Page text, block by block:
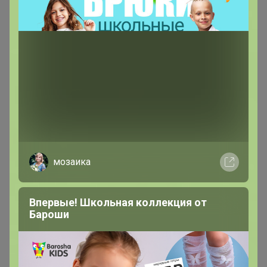
- Все как в описании - сверхпрочные, с двойной
- Отличные, плотные. Рекомендую
- Отличные бахиллы
- Хорошие, плотные бахилы
- действительно прочные!
11 февраля, 2026 14:02
мозаика
Впервые! Школьная коллекция от
Бароши